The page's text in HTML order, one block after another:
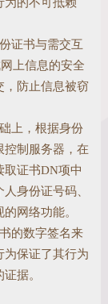
证书与需交互
上信息的安全
，防止信息被窃
上，根据身份
控制服务器，在
取证书DN项中
身份证号码、
网络功能。
的数字签名来
为保证了其行为
据。